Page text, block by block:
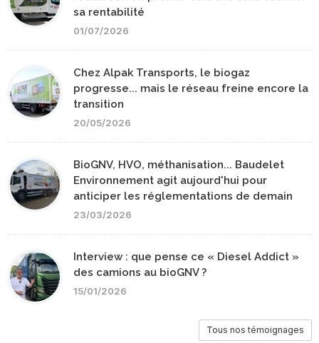
sa rentabilité
01/07/2026
Chez Alpak Transports, le biogaz
progresse... mais le réseau freine encore la
transition
20/05/2026
BioGNV, HVO, méthanisation... Baudelet
Environnement agit aujourd'hui pour
anticiper les réglementations de demain
23/03/2026
Interview : que pense ce « Diesel Addict »
des camions au bioGNV ?
15/01/2026
Tous nos témoignages